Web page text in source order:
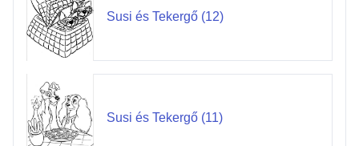
Susi és Tekergő (12)
Susi és Tekergő (11)